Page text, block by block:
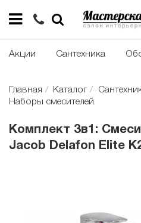
Акции Сантехника
Главная Каталог
Наборы смесителей
Комплект 3в1:
Jacob Delafon Elite